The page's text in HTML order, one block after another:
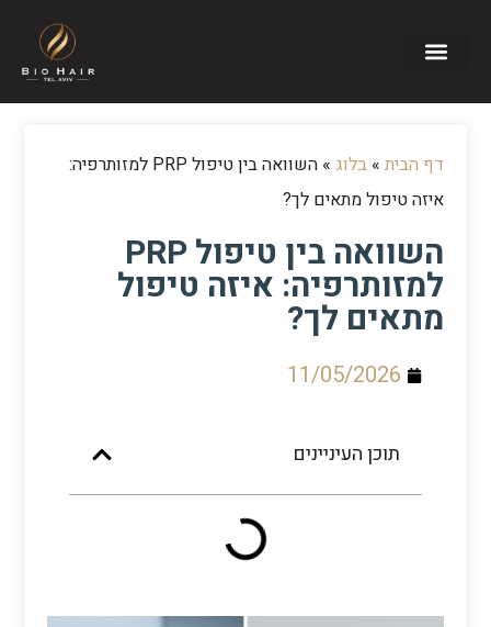
דף הבית» בלוג»
השוואה בין טיפול PRP למזותרפיה:
איזה טיפול מתאים לך?
השוואה בין טיפול PRP
למזותרפיה: איזה טיפול
מתאים לך?
תוכן העיניינים
11/05/2026